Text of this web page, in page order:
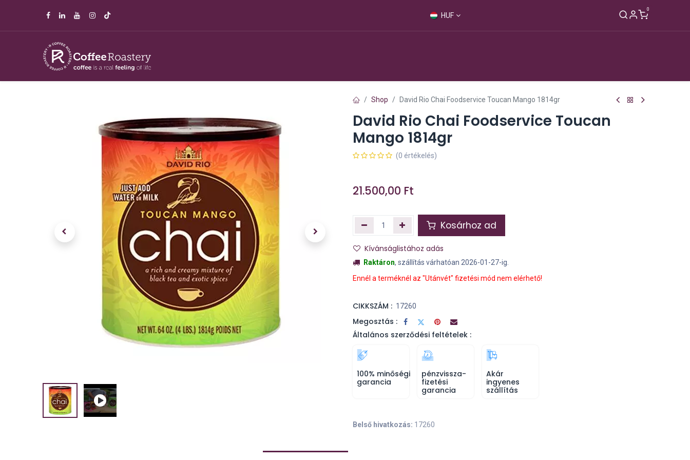
HUF
0
Shop David Rio Chai Foodservice Toucan Mango 1814gr
David Rio Chai Foodservice Toucan
Mango 1814gr
(0 értékelés)
21.500,00 Ft
Kosárhoz ad
Kívánságlistához adás
Raktáron, szállítás várhatóan 2026-01-27-ig.
Ennél a terméknél az "Utánvét" fizetési mód nem elérhető!
CIKKSZÁM : 17260
Megosztás :
Általános szerződési feltételek :
100% minőségi
garancia
pénzvissza-
fizetési
garancia
Akár
ingyenes
szállítás
Belső hivatkozás: 17260